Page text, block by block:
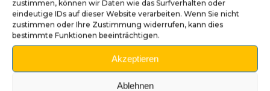
zustimmen, können wir Daten wie das Surfverhalten oder
eindeutige IDs auf dieser Website verarbeiten. Wenn Sie nicht
zustimmen oder Ihre Zustimmung widerrufen, kann dies
bestimmte Funktionen beeinträchtigen.
Akzeptieren
Ablehnen
Beschreibung
Kreaturenhand Mod – Eine
schaurige Ergänzung für